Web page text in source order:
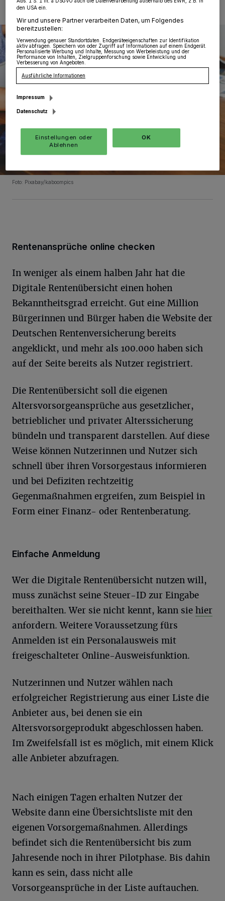
Foto: Pixabay/kaboompics
Rentenansprüche online checken
In weniger als einem halben Jahr hat die
Digitale Rentenübersicht einen hohen
Bekanntheitsgrad erreicht. Gut eine Million
Bürgerinnen und Bürger haben die Website der
Deutschen Rentenversicherung bereits
angeklickt, und mehr als 100.000 haben sich
auf der Seite bereits als Nutzer registriert.
Die Rentenübersicht soll die eigenen
Altersvorsorgeansprüche aus gesetzlicher,
betrieblicher und privater Alterssicherung
bündeln und transparent darstellen. Auf diese
Weise können Nutzerinnen und Nutzer sich
schnell über ihren Vorsorgestaus informieren
und bei Defiziten rechtzeitig
Gegenmaßnahmen ergreifen, zum Beispiel in
Form einer Finanz- oder Rentenberatung.
Einfache Anmeldung
Wer die Digitale Rentenübersicht nutzen will,
muss zunächst seine Steuer-ID zur Eingabe
bereithalten. Wer sie nicht kennt, kann sie hier
anfordern. Weitere Voraussetzung fürs
Anmelden ist ein Personalausweis mit
freigeschalteter Online-Ausweisfunktion.
Nutzerinnen und Nutzer wählen nach
erfolgreicher Registrierung aus einer Liste die
Anbieter aus, bei denen sie ein
Altersvorsorgeprodukt abgeschlossen haben.
Im Zweifelsfall ist es möglich, mit einem Klick
alle Anbieter abzufragen.
Nach einigen Tagen erhalten Nutzer der
Website dann eine Übersichtsliste mit den
eigenen Vorsorgemaßnahmen. Allerdings
befindet sich die Rentenübersicht bis zum
Jahresende noch in ihrer Pilotphase. Bis dahin
kann es sein, dass nicht alle
Vorsorgeansprüche in der Liste auftauchen.
den USA ein.
Wir und unsere Partner verarbeiten Daten, um Folgendes
bereitzustellen:
Verwendung genauer Standortdaten. Endgeräteeigenschaften zur Identifikation
aktiv abfragen. Speichern von oder Zugriff auf Informationen auf einem Endgerät.
Personalisierte Werbung und Inhalte, Messung von Werbeleistung und der
Performance von Inhalten, Zielgruppenforschung sowie Entwicklung und
Verbesserung von Angeboten.
Ausführliche Informationen
Impressum
Datenschutz
Einstellungen oder
Ablehnen
OK